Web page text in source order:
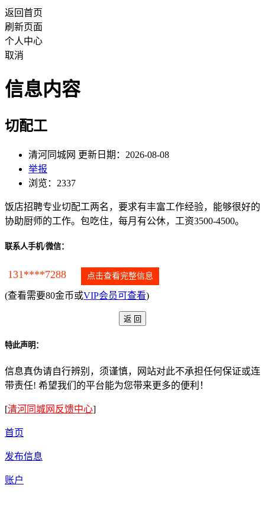
返回首页
刷新页面
个人中心
取消
信息内容
切配工
清河同城网 更新日期：2026-08-08
举报
浏览：2337
饭店招聘专业切配工两名，要求有丰富工作经验，能够很好的
协助厨师的工作。包吃住，每月有公休，工资3500-4500。
联系人手机/微信：
131****7288 点击查看完整信息
(查看需要80金币或VIP会员可查看)
特此声明：
信息真伪请自行辨别，须谨慎，网站对此不承担任何保证或连
带责任! 希望我们的平台能为您带来更多的便利！
[清河同城网反馈中心]
首页
发布信息
账户